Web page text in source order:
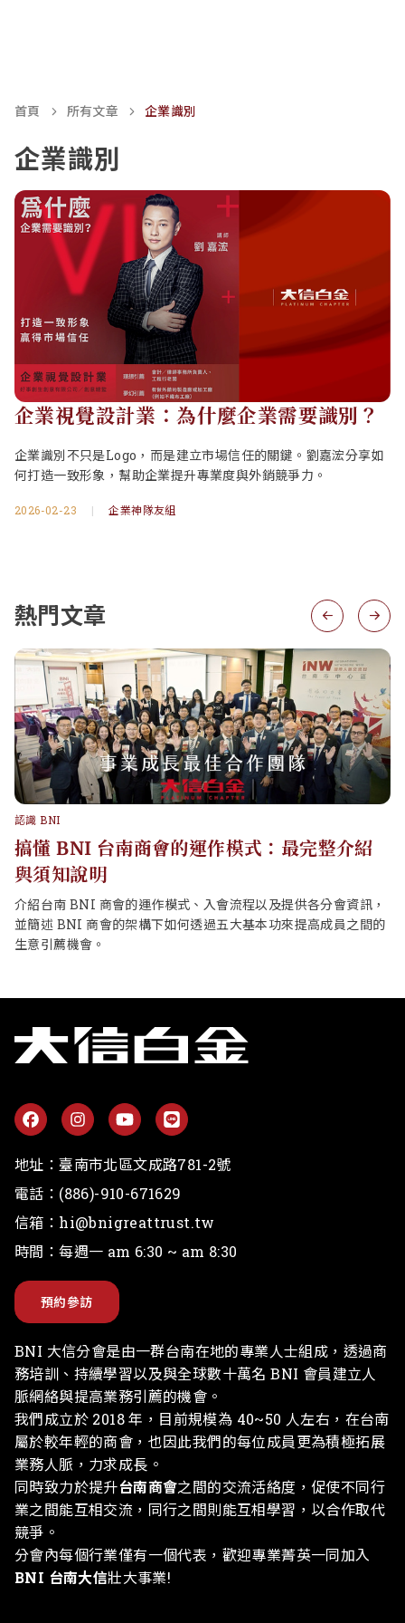
首頁 所有文章 企業識別
企業識別
企業視覺設計業：為什麼企業需要識別？
企業識別不只是Logo，而是建立市場信任的關鍵。劉嘉浤分享如
何打造一致形象，幫助企業提升專業度與外銷競爭力。
2026-02-23 | 企業神隊友組
熱門文章
紹
資訊，
之間的
企業神隊友組
展場策劃業：運用展示設計，創造品牌
雅普設計有超過15年策展陳列設計、數位印前執行從業經
阿霞飯店、阿勇家餐飲、上海好味道、新光三越百貨、南
商業行銷解決方案。
地址： 臺南市北區文成路781-2號
電話：
(886)-910-671629
信箱：
hi@bnigreattrust.tw
時間：每週一 am 6:30 ~ am 8:30
預約參訪
BNI 大信分會是由一群台南在地的專業人士組成，透過商
務培訓、持續學習以及與全球數十萬名 BNI 會員建立人
脈網絡與提高業務引薦的機會。
我們成立於 2018 年，目前規模為 40~50 人左右，在台南
屬於較年輕的商會，也因此我們的每位成員更為積極拓展
業務人脈，力求成長。
同時致力於提升
業之間能互相交流，同行之間則能互相學習，以合作取代
競爭。